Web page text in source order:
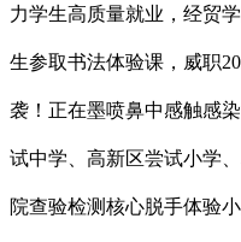
力学生高质量就业，经贸
生参取书法体验课，威职
袭！正在墨喷鼻中感触感
试中学、高新区尝试小学
院查验检测核心脱手体验